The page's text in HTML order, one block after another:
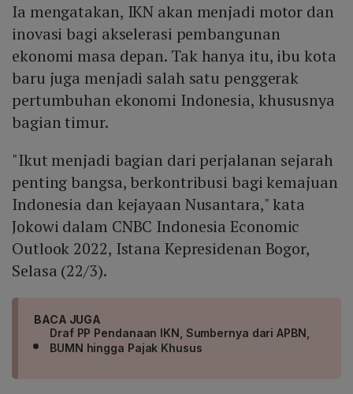
Ia mengatakan, IKN akan menjadi motor dan
inovasi bagi akselerasi pembangunan
ekonomi masa depan. Tak hanya itu, ibu kota
baru juga menjadi salah satu penggerak
pertumbuhan ekonomi Indonesia, khususnya
bagian timur.
"Ikut menjadi bagian dari perjalanan sejarah
penting bangsa, berkontribusi bagi kemajuan
Indonesia dan kejayaan Nusantara," kata
Jokowi dalam CNBC Indonesia Economic
Outlook 2022, Istana Kepresidenan Bogor,
Selasa (22/3).
BACA JUGA
Draf PP Pendanaan IKN, Sumbernya dari APBN,
BUMN hingga Pajak Khusus